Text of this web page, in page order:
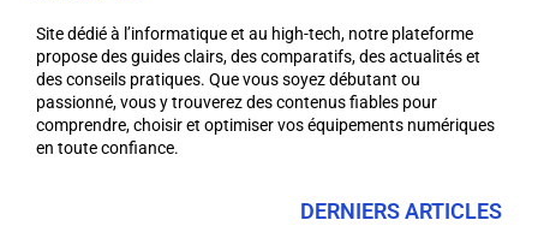
Site dédié à l’informatique et au high-tech, notre plateforme
propose des guides clairs, des comparatifs, des actualités et
des conseils pratiques. Que vous soyez débutant ou
passionné, vous y trouverez des contenus fiables pour
comprendre, choisir et optimiser vos équipements numériques
en toute confiance.
DERNIERS ARTICLES